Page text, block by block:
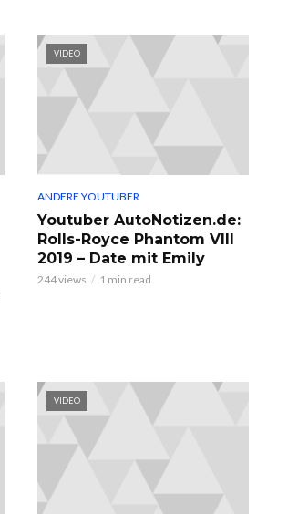
VIDEO
ANDERE YOUTUBER
Youtuber AutoNotizen.de:
Rolls-Royce Phantom VIII
2019 – Date mit Emily
244 views 1 min read
VIDEO